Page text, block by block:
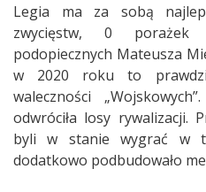
Legia ma za sobą
zwycięstw, 0
podopiecznych Mateusza
w 2020 roku to
waleczności
odwróciła losy rywalizacji.
byli w stanie wygrać w
dodatkowo podbudowało